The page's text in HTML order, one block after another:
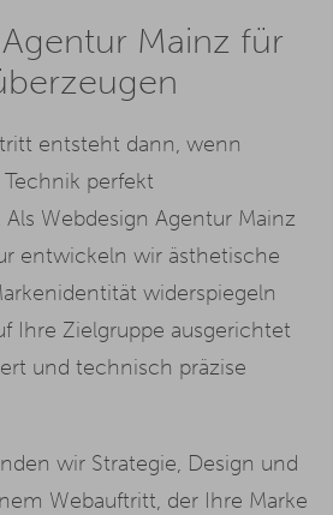
Mainz für
entsteht dann, wenn
perfekt
Webdesign Agentur Mainz
entwickeln wir ästhetische
widerspiegeln
Ihre Zielgruppe ausgerichtet
und technisch präzise
wir Strategie, Design und
Webauftritt, der Ihre Marke